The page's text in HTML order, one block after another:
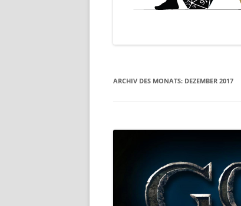
ARCHIV DES MONATS: DEZEMBER 2017